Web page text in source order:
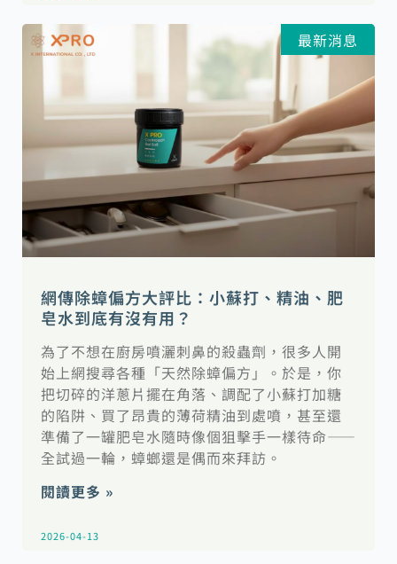
最新消息
網傳除蟑偏方大評比：小蘇打、精油、肥
皂水到底有沒有用？
為了不想在廚房噴灑刺鼻的殺蟲劑，很多人開
始上網搜尋各種「天然除蟑偏方」。於是，你
把切碎的洋蔥片擺在角落、調配了小蘇打加糖
的陷阱、買了昂貴的薄荷精油到處噴，甚至還
準備了一罐肥皂水隨時像個狙擊手一樣待命——
全試過一輪，蟑螂還是偶而來拜訪。
閱讀更多 »
2026-04-13